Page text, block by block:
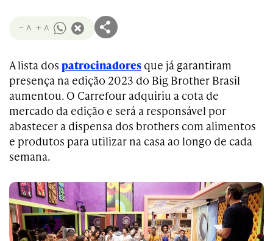
- A + A
A lista dos patrocinadores que já garantiram
presença na edição 2023 do Big Brother Brasil
aumentou. O Carrefour adquiriu a cota de
mercado da edição e será a responsável por
abastecer a dispensa dos brothers com alimentos
e produtos para utilizar na casa ao longo de cada
semana.